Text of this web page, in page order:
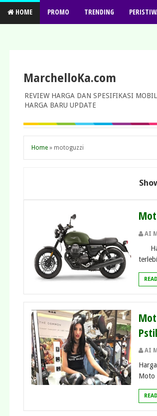
HOME PROMO TRENDING
MarchelloKa.com
REVIEW HARGA DAN SPESIFIKASI
HARGA BARU UPDATE
Home » motoguzzi
AI
AI
Moto